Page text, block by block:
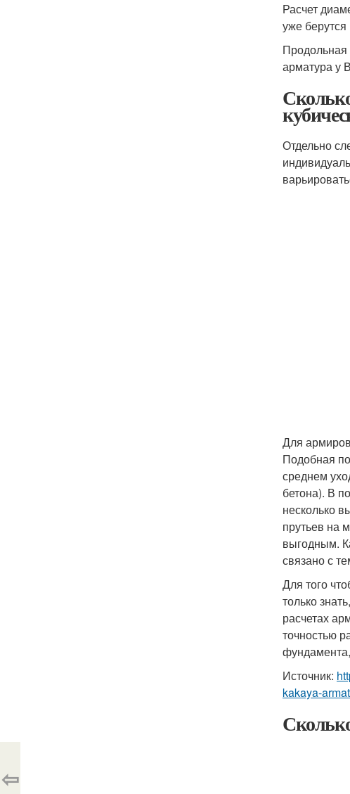
Расчет
уже
Продольная
арматура у
Отдельно
Для
Подобная
среднем
бетона). В
несколько
прутьев на
выгодным.
связано с
Для того
только
расчетах
точностью
Источник:
kakaya-
⇦